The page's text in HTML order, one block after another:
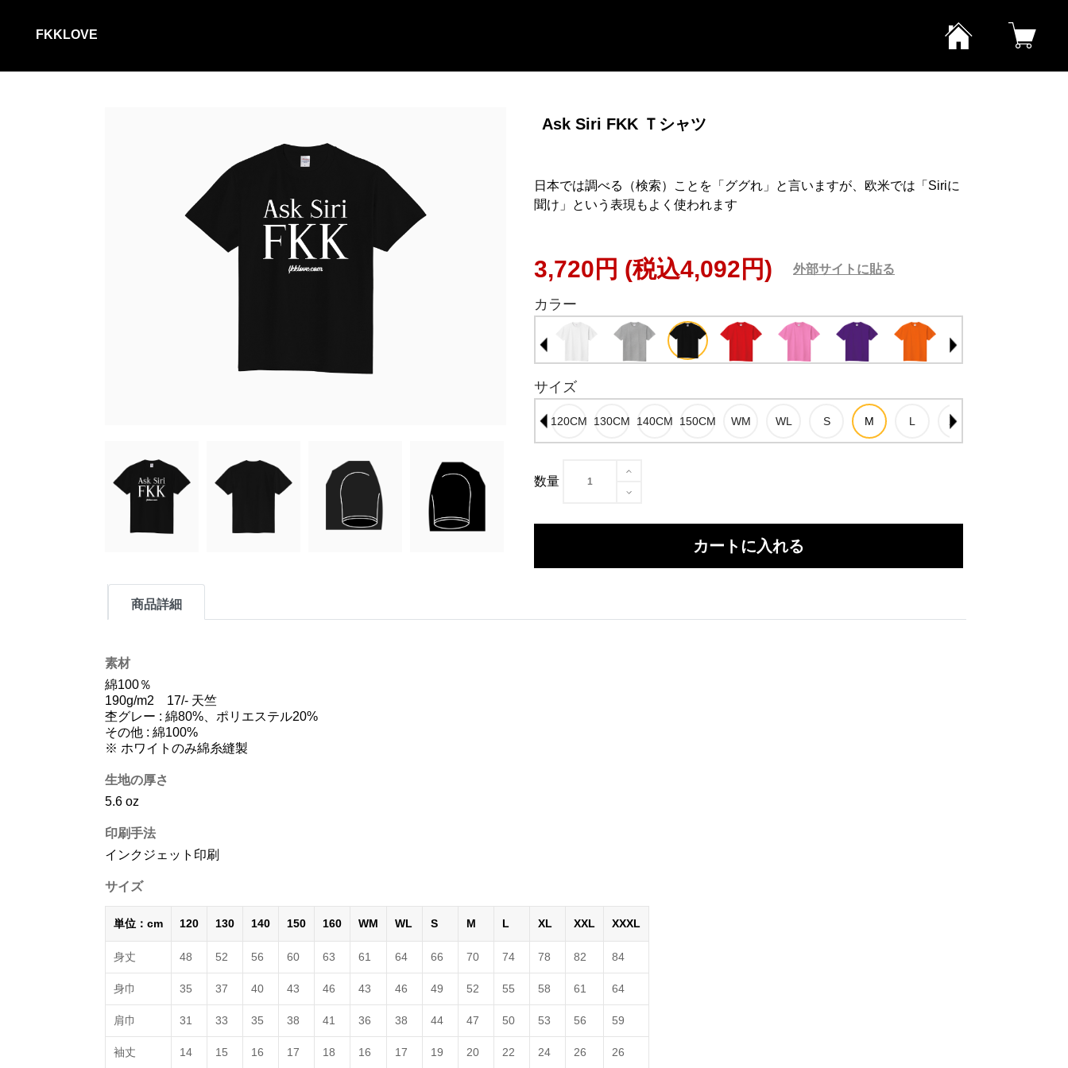
FKKLOVE
Ask Siri FKK Ｔシャツ
日本では調べる（検索）ことを「ググれ」と言いますが、欧米では「Siriに
聞け」という表現もよく使われます
3,720円 (税込4,092円) 外部サイトに貼る
カラー
サイズ
数量
カートに入れる
商品詳細
素材
綿100％
190g/m2 17/- 天竺
杢グレー : 綿80%、ポリエステル20%
その他 : 綿100%
※ ホワイトのみ綿糸縫製
生地の厚さ
5.6 oz
印刷手法
インクジェット印刷
サイズ
単位：cm 120 130 140 150 160 WM WL S M L XL XXL XXXL
身丈 48 52 56 60 63 61 64 66 70 74 78 82 84
身巾 35 37 40 43 46 43 46 49 52 55 58 61 64
肩巾 31 33 35 38 41 36 38 44 47 50 53 56 59
袖丈 14 15 16 17 18 16 17 19 20 22 24 26 26